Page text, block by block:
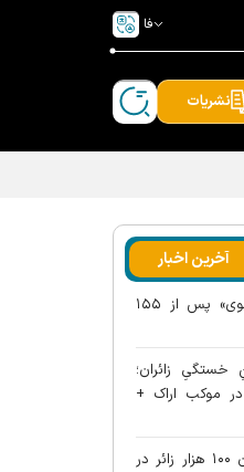
فا
نشریات
آخرین اخبار
استمرار محفل «عطر رضوی» پس از ۱۵۵
خستگیِ زائران؛
موکب اراک +
خادم‌یاران نرماشیر میزبان ۱۰۰ هزار زائر در